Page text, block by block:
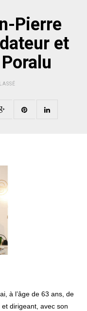
Pierre
et
dirigeant, avec son